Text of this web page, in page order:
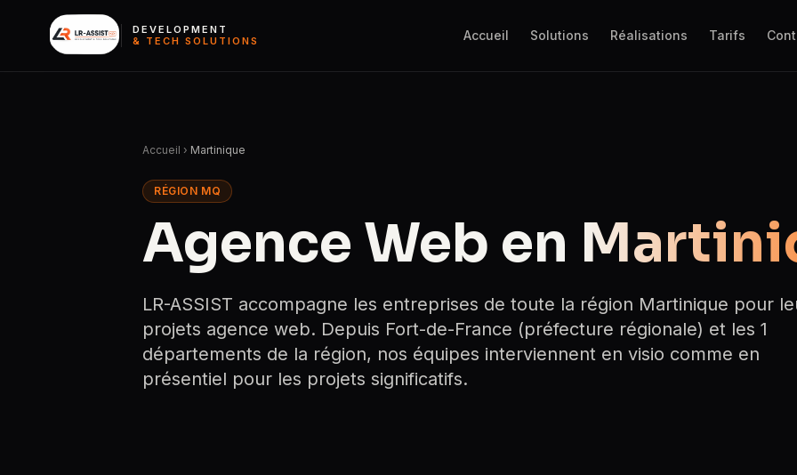
DEVELOPMENT
& TECH SOLUTIONS
Accueil Solutions Réalisations Tarifs
Accueil › Martinique
RÉGION MQ
Agence Web en
LR-ASSIST accompagne les entreprises de toute la région Martinique pour
projets agence web. Depuis Fort-de-France (préfecture régionale) et les 1
départements de la région, nos équipes interviennent en visio comme en
présentiel pour les projets significatifs.